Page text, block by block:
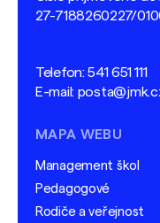
27-7188260227/
Telefon:541 651 111
E-mail:
MAPA WEBU
Management škol
Pedagogové
Rodiče a veřejnost